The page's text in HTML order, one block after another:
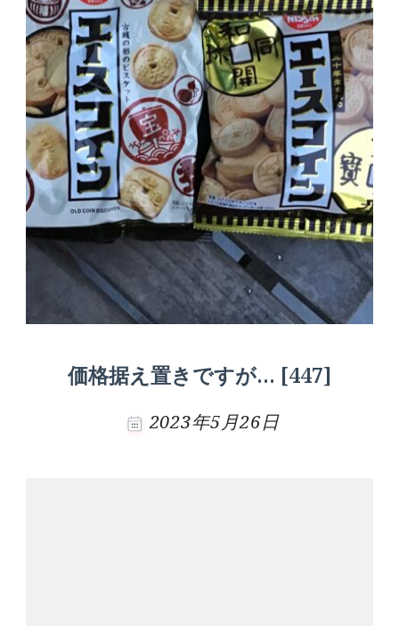
価格据え置きですが… [447]
2023年5月26日